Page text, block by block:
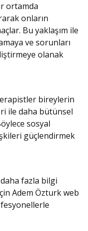
ortamda
onların
Bu yaklaşım ile
ve sorunları
olanak
bireylerin
ile daha bütünsel
sosyal
güçlendirmek
fazla bilgi
Adem Özturk web